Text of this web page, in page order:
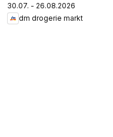
30.07. - 26.08.2026
dm drogerie markt